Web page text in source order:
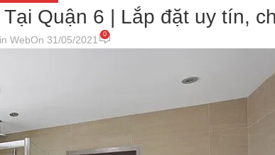
Quận 6 | Lắp đặt uy tín,
WebOn 31/05/2021 0